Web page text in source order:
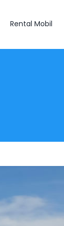
Rental Mobil